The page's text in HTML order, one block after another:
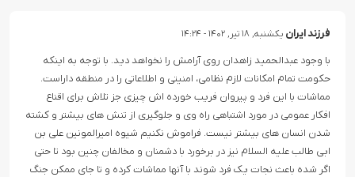
فرزند ایران یکشنبه, ۱۸ تیر, ۱۴۰۲ - ۱۴:۲۴
با وجود عبدالحمید زاهدان روی آرامش را نخواهد دید. با توجه به اینکه
حکومت تمام امکانات لازم نظامی، امنیتی و اطلاعاتی را در منطقه داراست.
مماشات با این فرد و پیروان فریب خورده اش چیزی جز تلاش برای اقناع
افکار عمومی در مورد اشتباهی راه وی و جلوگیری از تنش های بیشتر و کشته
شدن انسان های بیشتر نیست. فراموش نکنیم شیوه امیرالمونین علی بن
ابی طالب علیه السلام نیز در برخورد با دشمنان و مخالفان چنین بود تا حتی
اگر شده باعث نجات یک فرد شوند با آنها مماشات کرده و تا جای ممکن جنگ